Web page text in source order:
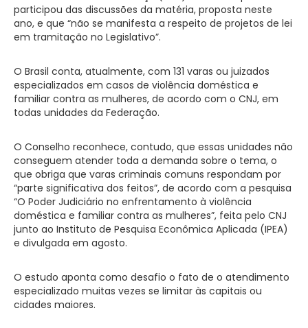
participou das discussões da matéria, proposta neste
ano, e que “não se manifesta a respeito de projetos de lei
em tramitação no Legislativo”.
O Brasil conta, atualmente, com 131 varas ou juizados
especializados em casos de violência doméstica e
familiar contra as mulheres, de acordo com o CNJ, em
todas unidades da Federação.
O Conselho reconhece, contudo, que essas unidades não
conseguem atender toda a demanda sobre o tema, o
que obriga que varas criminais comuns respondam por
“parte significativa dos feitos”, de acordo com a pesquisa
“O Poder Judiciário no enfrentamento à violência
doméstica e familiar contra as mulheres”, feita pelo CNJ
junto ao Instituto de Pesquisa Econômica Aplicada (IPEA)
e divulgada em agosto.
O estudo aponta como desafio o fato de o atendimento
especializado muitas vezes se limitar às capitais ou
cidades maiores.